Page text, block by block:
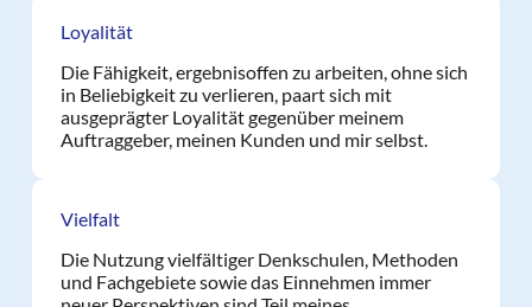
Loyalität
Die Fähigkeit, ergebnisoffen zu arbeiten, ohne sich
in Beliebigkeit zu verlieren, paart sich mit
ausgeprägter Loyalität gegenüber meinem
Auftraggeber, meinen Kunden und mir selbst.
Vielfalt
Die Nutzung vielfältiger Denkschulen, Methoden
und Fachgebiete sowie das Einnehmen immer